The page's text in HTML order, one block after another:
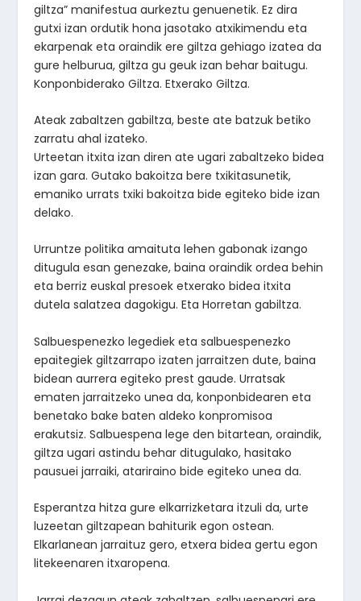
giltza” manifestua aurkeztu genuenetik. Ez dira
gutxi izan ordutik hona jasotako atxikimendu eta
ekarpenak eta oraindik ere giltza gehiago izatea da
gure helburua, giltza gu geuk izan behar baitugu.
Konponbiderako Giltza. Etxerako Giltza.
Ateak zabaltzen gabiltza, beste ate batzuk betiko
zarratu ahal izateko.
Urteetan itxita izan diren ate ugari zabaltzeko bidea
izan gara. Gutako bakoitza bere txikitasunetik,
emaniko urrats txiki bakoitza bide egiteko bide izan
delako.
Urruntze politika amaituta lehen gabonak izango
ditugula esan genezake, baina oraindik ordea behin
eta berriz euskal presoek etxerako bidea itxita
dutela salatzea dagokigu. Eta Horretan gabiltza.
Salbuespenezko legediek eta salbuespenezko
epaitegiek giltzarrapo izaten jarraitzen dute, baina
bidean aurrera egiteko prest gaude. Urratsak
ematen jarraitzeko unea da, konponbidearen eta
benetako bake baten aldeko konpromisoa
erakutsiz. Salbuespena lege den bitartean, oraindik,
giltza ugari astindu behar ditugulako, hasitako
pausuei jarraiki, atariraino bide egiteko unea da.
Esperantza hitza gure elkarrizketara itzuli da, urte
luzeetan giltzapean bahiturik egon ostean.
Elkarlanean jarraituz gero, etxera bidea gertu egon
litekeenaren itxaropena.